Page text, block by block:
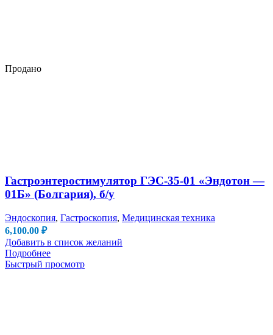
Продано
Гастроэнтеростимулятор ГЭС-35-01 «Эндотон —
01Б» (Болгария), б/у
Эндоскопия, Гастроскопия, Медицинская техника
6,100.00 ₽
Добавить в список желаний
Подробнее
Быстрый просмотр